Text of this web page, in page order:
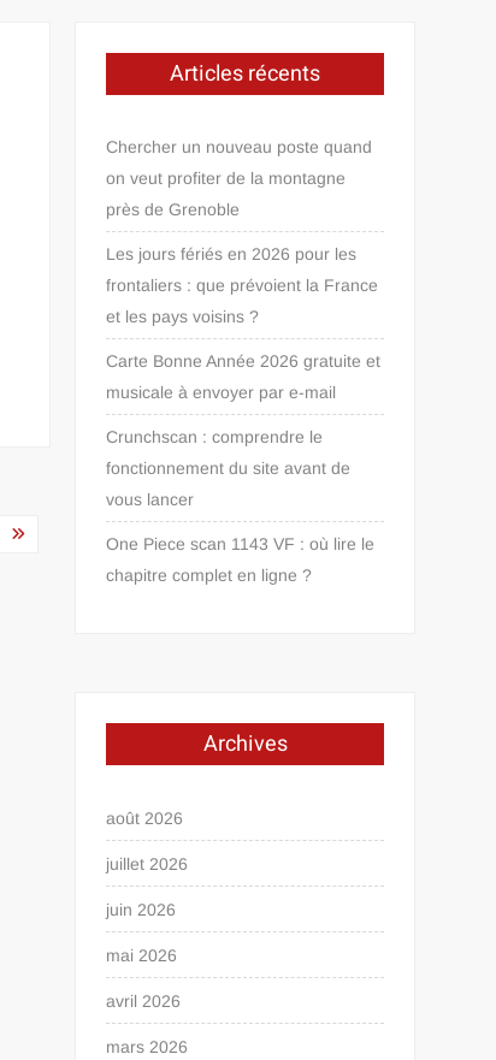
Articles récents
Chercher un nouveau poste quand
on veut profiter de la montagne
près de Grenoble
Les jours fériés en 2026 pour les
frontaliers : que prévoient la France
et les pays voisins ?
Carte Bonne Année 2026 gratuite et
musicale à envoyer par e-mail
Crunchscan : comprendre le
fonctionnement du site avant de
vous lancer
One Piece scan 1143 VF : où lire le
chapitre complet en ligne ?
Archives
août 2026
juillet 2026
juin 2026
mai 2026
avril 2026
mars 2026